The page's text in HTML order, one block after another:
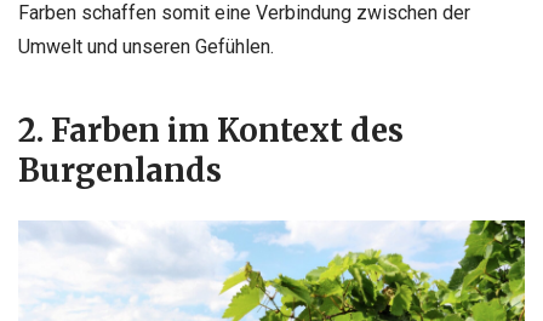
Farben schaffen somit eine Verbindung zwischen der
Umwelt und unseren Gefühlen.
2. Farben im Kontext des
Burgenlands